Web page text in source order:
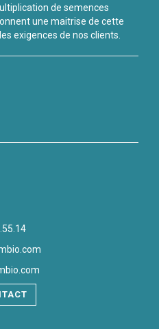
de semences
une maitrise de cette
exigences de nos clients.